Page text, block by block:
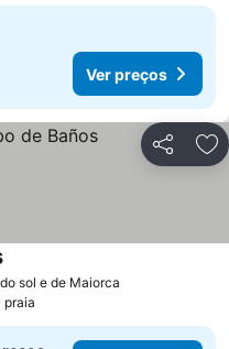
Ver preços
Partilhar
sol e de Maiorca
praia